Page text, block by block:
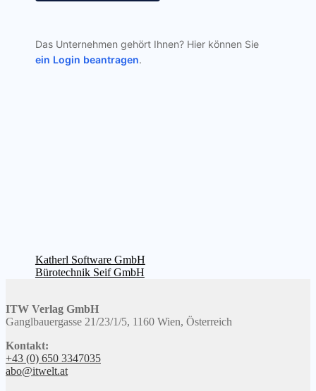
Das Unternehmen gehört Ihnen? Hier können Sie
ein Login beantragen.
Beitragsnavigation
Vorheriger
Beitrag:
Katherl Software GmbH
Nächster
Bürotechnik Seif GmbH
ITW Verlag GmbH
Ganglbauergasse 21/23/1/5, 1160 Wien, Österreich
Kontakt:
+43 (0) 650 3347035
abo@itwelt.at